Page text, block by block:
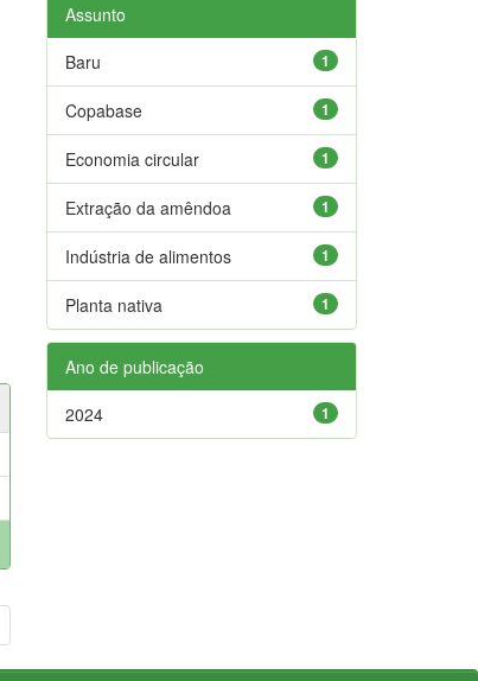
Assunto
1
Baru
1
Copabase
1
Economia circular
1
Extração da amêndoa
1
Indústria de alimentos
1
Planta nativa
Ano de publicação
1
2024